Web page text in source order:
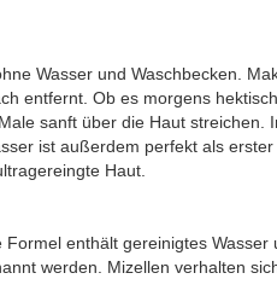
Wasser und Waschbecken.
entfernt. Ob es morgens
sanft über die Haut streichen.
ist außerdem perfekt als
Haut.
enthält gereinigtes
werden. Mizellen verhalten